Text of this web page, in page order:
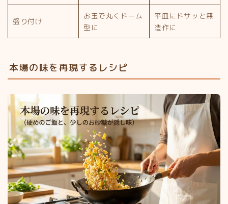
盛り付け
お玉で丸くドーム
型に
平皿にドサッと無
造作に
本場の味を再現するレシピ